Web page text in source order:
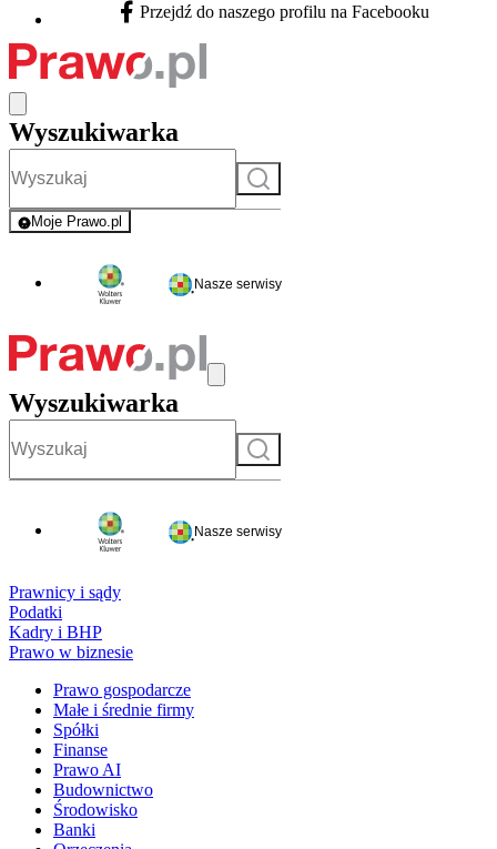
Facebook - otwiera się w nowej karcie
Przejdź do naszego profilu na Facebooku
Wyszukiwarka
Szukaj
Moje Prawo.pl
- rejestracja i logowanie do serwisu
Nasze serwisy
Wyszukiwarka
Szukaj
Nasze serwisy
Prawnicy i sądy
Podatki
Kadry i BHP
Prawo w biznesie
Prawo gospodarcze
Małe i średnie firmy
Spółki
Finanse
Prawo AI
Budownictwo
Środowisko
Banki